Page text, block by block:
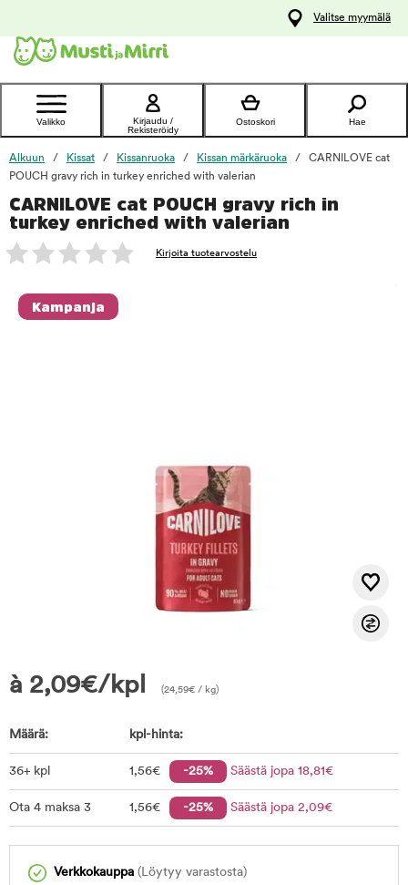
Ota yhteyttä
asiakaspalveluun
Valitse myymälä
Valikko
Kirjaudu /
Rekisteröidy
Ostoskori Hae
Alkuun Kissat Kissanruoka Kissan märkäruoka
CARNILOVE cat
POUCH gravy rich in turkey enriched with valerian
CARNILOVE cat POUCH gravy rich in
turkey enriched with valerian
Kirjoita tuotearvostelu
Kampanja
à 2,09€/kpl (24,59€ / kg)
Määrä: kpl-hinta:
36+ kpl 1,56€ -25% Säästä jopa 18,81€
Ota 4 maksa 3 1,56€ -25% Säästä jopa 2,09€
Verkkokauppa (Löytyy varastosta)
foo